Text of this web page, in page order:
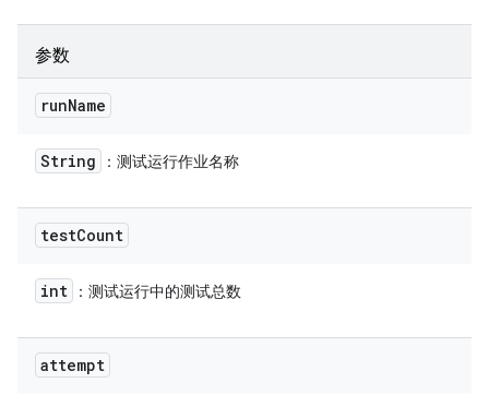
参数
runName
String ：测试运行作业名称
testCount
int ：测试运行中的测试总数
attempt